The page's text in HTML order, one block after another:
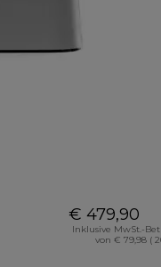
€ 479,90
Inklusive MwSt.-
von € 79,98 (